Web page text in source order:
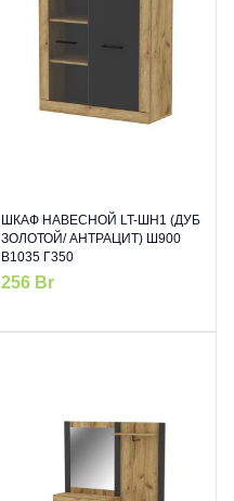
ШКАФ НАВЕСНОЙ LT-ШН1 (ДУБ
ЗОЛОТОЙ/ АНТРАЦИТ) Ш900
В1035 Г350
256 Br